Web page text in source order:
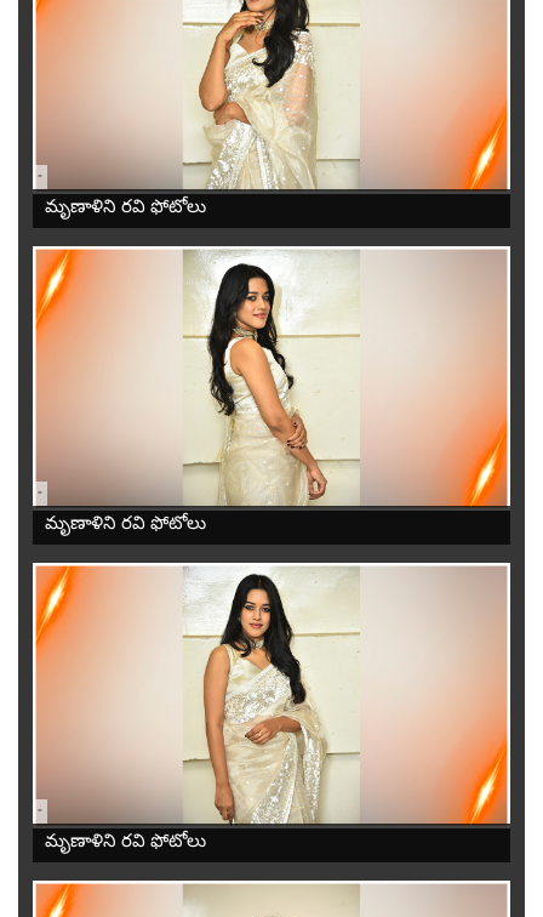
-
మృణాళిని రవి ఫోటోలు
-
మృణాళిని రవి ఫోటోలు
-
మృణాళిని రవి ఫోటోలు